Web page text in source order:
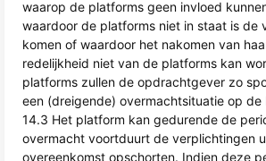
waarop de platforms geen invloed
waardoor de platforms niet in staat is de
komen of waardoor het nakomen van
redelijkheid niet van de platforms kan
platforms zullen de opdrachtgever zo
een (dreigende) overmachtsituatie op de
14.3 Het platform kan gedurende de
overmacht voortduurt de verplichtingen
overeenkomst opschorten. Indien deze